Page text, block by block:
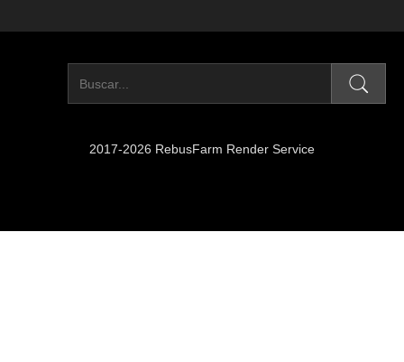
2017-2026 RebusFarm Render Service